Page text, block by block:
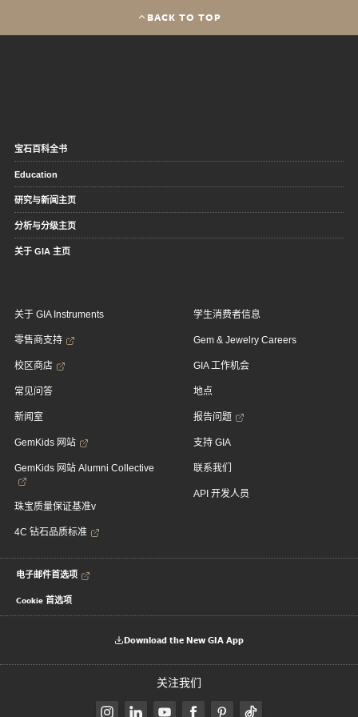
BACK TO TOP
宝石百科全书
Education
研究与新闻主页
分析与分级主页
关于 GIA 主页
关于 GIA Instruments
零售商支持
校区商店
常见问答
新闻室
GemKids 网站
GemKids 网站 Alumni Collective
珠宝质量保证基准v
4C 钻石品质标准
学生消费者信息
Gem & Jewelry Careers
GIA 工作机会
地点
报告问题
支持 GIA
联系我们
API 开发人员
电子邮件首选项
Cookie 首选项
Download the New GIA App
关注我们